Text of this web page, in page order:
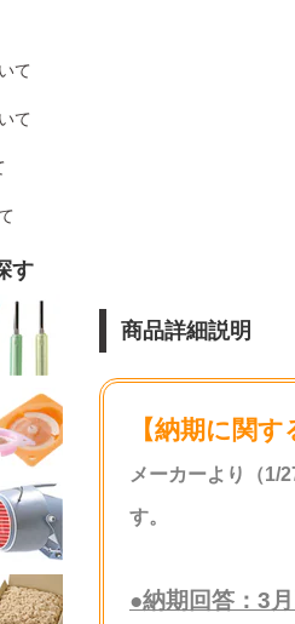
商品詳細説明
【納期に関
メーカーより（1/
す。
●納期回答：3
て
て
す